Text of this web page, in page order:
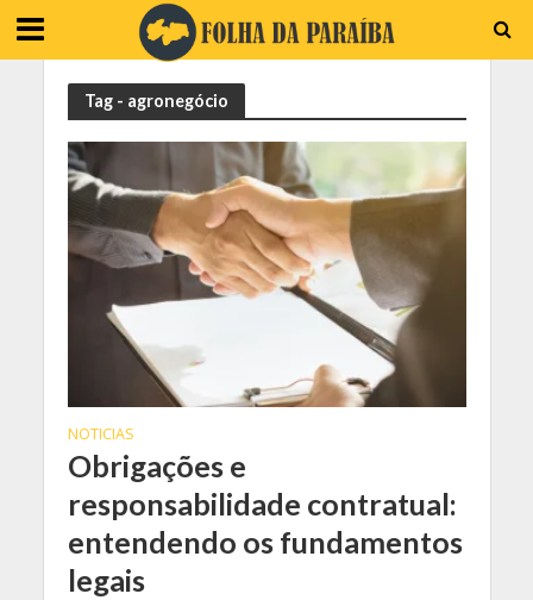
Tag - agronegócio
NOTICIAS
Obrigações e
responsabilidade contratual:
entendendo os fundamentos
legais